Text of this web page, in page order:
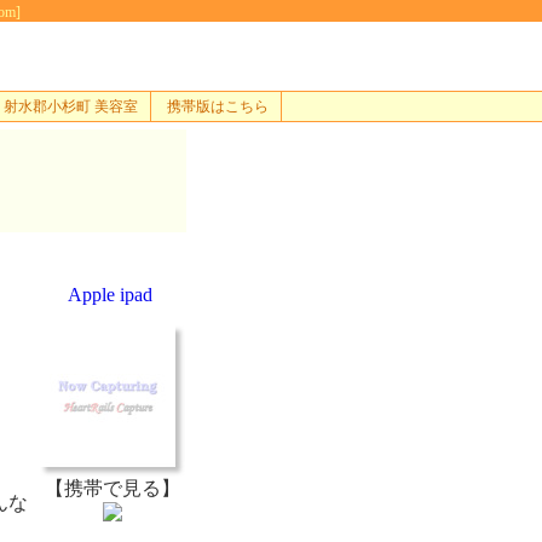
射水郡小杉町 美容室 携帯版はこちら
な
Apple ipad
【携帯で見る】